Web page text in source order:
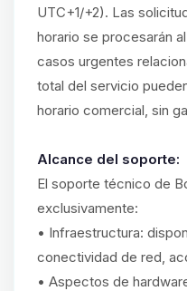
UTC+1/+2). Las
horario se procesarán
casos urgentes
total del servicio
horario comercial, sin
Alcance del soporte:
El soporte técnico de
exclusivamente:
• Infraestructura:
conectividad de red,
• Aspectos de